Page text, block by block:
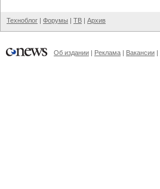
Техноблог | Форумы | ТВ | Архив
Об издании | Реклама | Вакансии |